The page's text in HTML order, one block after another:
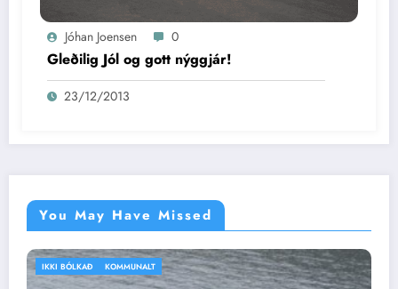
Jóhan Joensen 0
Gleðilig Jól og gott nýggjár!
23/12/2013
You May Have Missed
IKKI BÓLKAÐ VEÐRIÐ